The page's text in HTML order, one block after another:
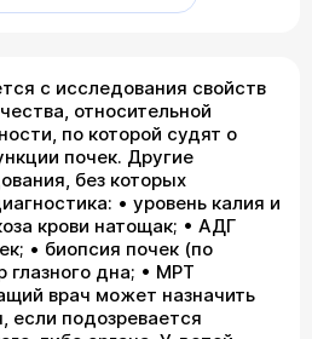
с исследования свойств
относительной
по которой судят о
почек. Другие
без которых
• уровень калия и
крови натощак; • АДГ
• биопсия почек (по
глазного дна; • МРТ
врач может назначить
если подозревается